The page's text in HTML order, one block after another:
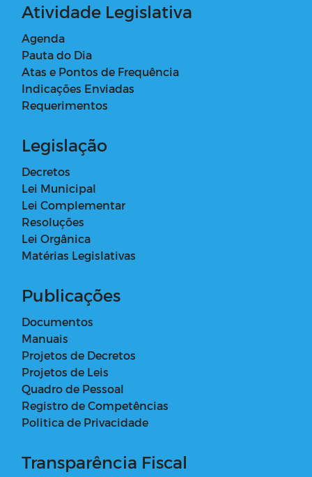
Atividade Legislativa
Agenda
Pauta do Dia
Atas e Pontos de Frequência
Indicações Enviadas
Requerimentos
Legislação
Decretos
Lei Municipal
Lei Complementar
Resoluções
Lei Orgânica
Matérias Legislativas
Publicações
Documentos
Manuais
Projetos de Decretos
Projetos de Leis
Quadro de Pessoal
Registro de Competências
Politica de Privacidade
Transparência Fiscal